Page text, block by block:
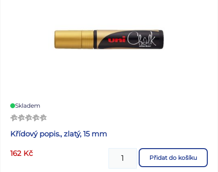
Skladem
Křídový popis., zlatý, 15 mm
162 Kč Přidat do košíku